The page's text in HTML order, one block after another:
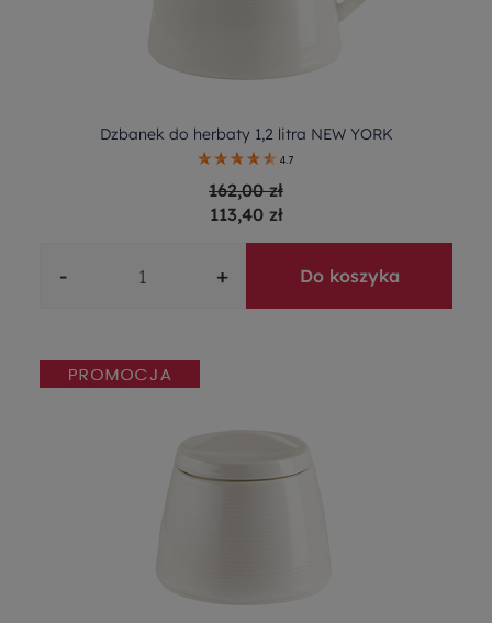
Dzbanek do herbaty 1,2 litra NEW YORK
4.7
162,00 zł
113,40 zł
- + Do koszyka